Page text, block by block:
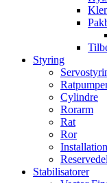
Styring
Cylindre
Rorarm
Rat
Ror
Stabilisatorer